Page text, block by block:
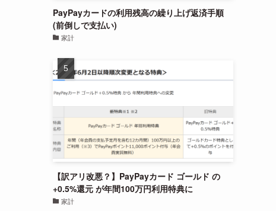
PayPayカードの利用残高の繰り上げ返済手順
(前倒しで支払い)
家計
【訳アリ改悪？】PayPayカード ゴールド の
+0.5%還元 が年間100万円利用特典に
家計